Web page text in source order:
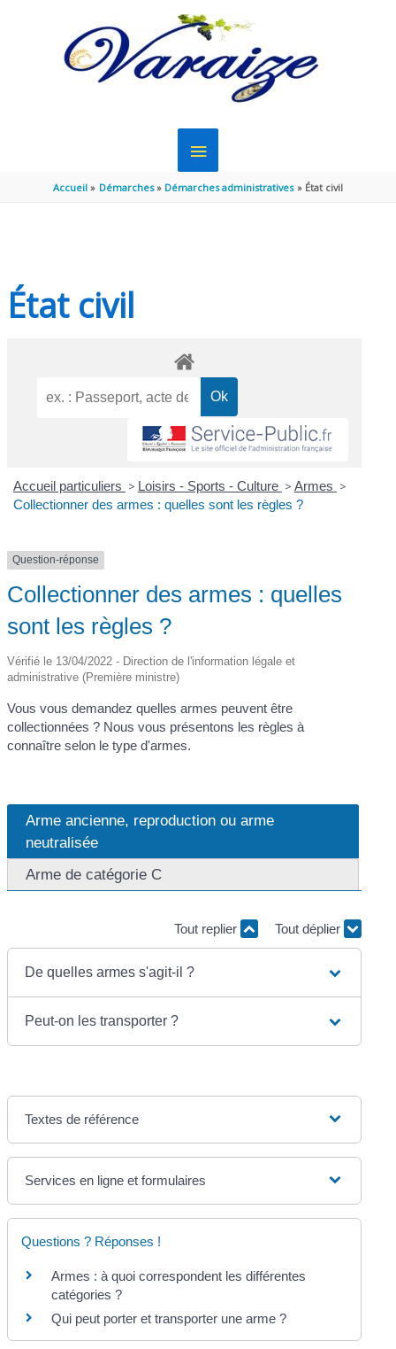
MENU
PRINCIPAL
Accueil Démarches Démarches administratives État civil
État civil
Accueil particuliers > Loisirs - Sports - Culture > Armes >
Collectionner des armes : quelles sont les règles ?
Question-réponse
Collectionner des armes : quelles
sont les règles ?
Vérifié le 13/04/2022 - Direction de l'information légale et
administrative (Première ministre)
Vous vous demandez quelles armes peuvent être
collectionnées ? Nous vous présentons les règles à
connaître selon le type d'armes.
Arme ancienne, reproduction ou arme
neutralisée
Arme de catégorie C
Tout replier Tout déplier
De quelles armes s'agit-il ?
Peut-on les transporter ?
Textes de référence
Services en ligne et formulaires
Questions ? Réponses !
Armes : à quoi correspondent les différentes
catégories ?
Qui peut porter et transporter une arme ?